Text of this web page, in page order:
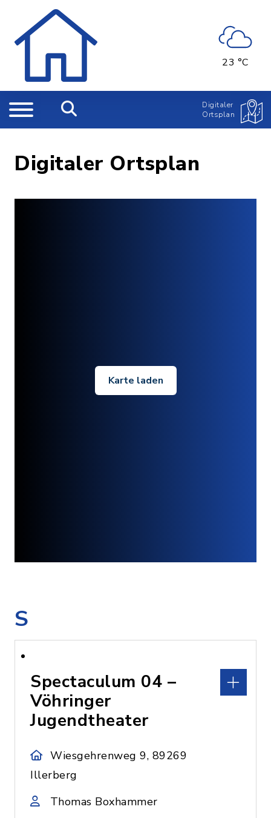
23 °C
Digitaler
Ortsplan
Digitaler Ortsplan
Karte laden
S
Spectaculum 04 –
Vöhringer
Jugendtheater
Wiesgehrenweg 9, 89269
Illerberg
Thomas Boxhammer